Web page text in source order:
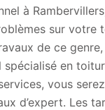
à
sur votre
de ce
en
vous
d’expert. Les